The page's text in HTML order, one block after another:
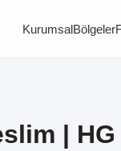
KurumsalBölgeler
|